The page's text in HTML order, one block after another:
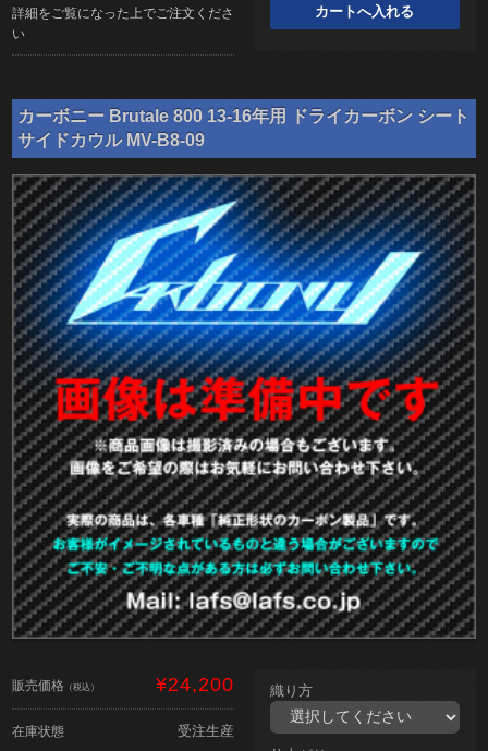
詳細をご覧になった上でご注文くださ
い
カーボニー Brutale 800 13-16年用 ドライカーボン シート
サイドカウル MV-B8-09
販売価格 （税込） ¥24,200
在庫状態 受注生産
織り方